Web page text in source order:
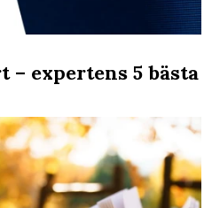
– expertens 5 bästa